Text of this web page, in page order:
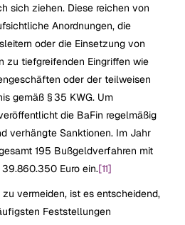
sich ziehen. Diese reichen von
Anordnungen, die
oder die Einsetzung von
zu tiefgreifenden Eingriffen wie
oder der teilweisen
gemäß § 35 KWG. Um
die BaFin regelmäßig
verhängte Sanktionen. Im Jahr
195 Bußgeldverfahren mit
Euro ein.[11]
vermeiden, ist es entscheidend,
Feststellungen